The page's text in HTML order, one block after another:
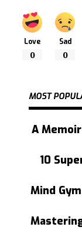
Love
0
Sad
0
MOST
A
10
Mind